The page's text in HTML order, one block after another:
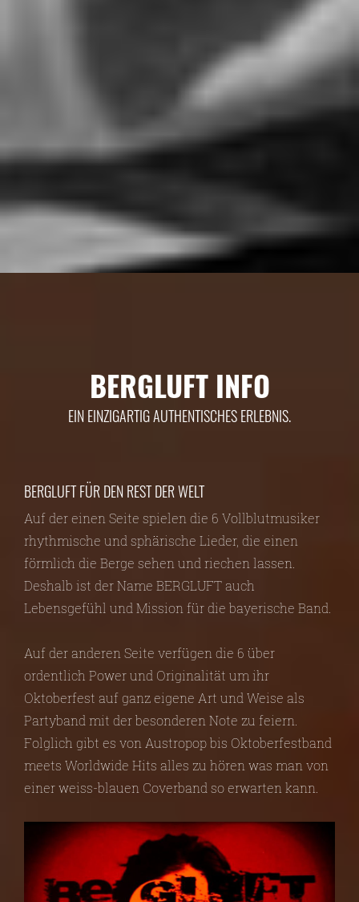
BERGLUFT INFO
EIN EINZIGARTIG AUTHENTISCHES ERLEBNIS.
BERGLUFT FÜR DEN REST DER WELT
Auf der einen Seite spielen die 6 Vollblutmusiker
rhythmische und sphärische Lieder, die einen
förmlich die Berge sehen und riechen lassen.
Deshalb ist der Name BERGLUFT auch
Lebensgefühl und Mission für die bayerische Band.
Auf der anderen Seite verfügen die 6 über
ordentlich Power und Originalität um ihr
Oktoberfest auf ganz eigene Art und Weise als
Partyband mit der besonderen Note zu feiern.
Folglich gibt es von Austropop bis Oktoberfestband
meets Worldwide Hits alles zu hören was man von
einer weiss-blauen Coverband so erwarten kann.